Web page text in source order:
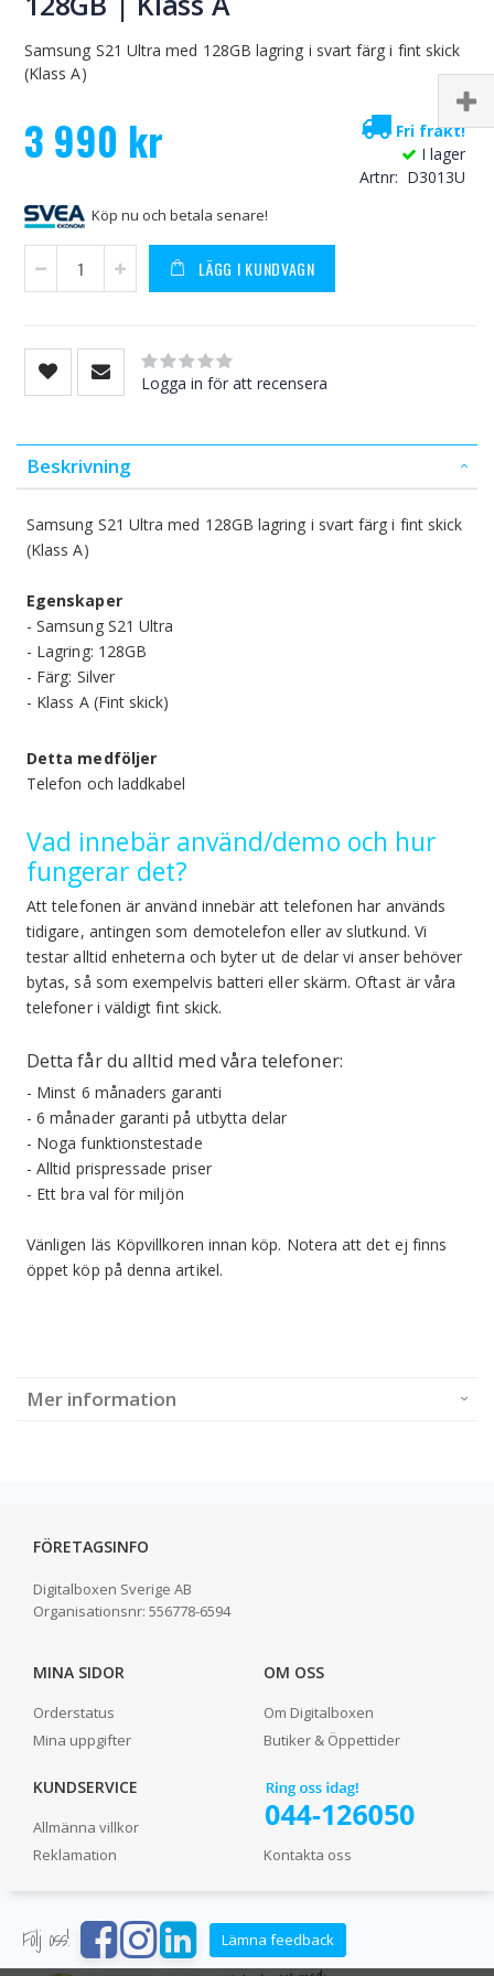
Samsung S21 Ultra med 128GB lagring i svart färg i fint skick
(Klass A)
3 990 kr
Fri frakt!
I lager
Artnr
D3013U
Köp nu och betala senare!
LÄGG I KUNDVAGN
Rating:
0% of100
Logga in för att recensera
Beskrivning
Samsung S21 Ultra med 128GB lagring i svart färg i fint skick
(Klass A)
Egenskaper
- Samsung S21 Ultra
- Lagring: 128GB
- Färg: Silver
- Klass A (Fint skick)
Detta medföljer
Telefon och laddkabel
Vad innebär använd/demo och hur
fungerar det?
Att telefonen är använd innebär att telefonen har används
tidigare, antingen som demotelefon eller av slutkund. Vi
testar alltid enheterna och byter ut de delar vi anser behöver
bytas, så som exempelvis batteri eller skärm. Oftast är våra
telefoner i väldigt fint skick.
Detta får du alltid med våra telefoner:
- Minst 6 månaders garanti
- 6 månader garanti på utbytta delar
- Noga funktionstestade
- Alltid prispressade priser
- Ett bra val för miljön
Vänligen läs Köpvillkoren innan köp. Notera att det ej finns
öppet köp på denna artikel.
Mer information
FÖRETAGSINFO
Digitalboxen Sverige AB
Organisationsnr: 556778-6594
MINA SIDOR
Orderstatus
Mina uppgifter
OM OSS
Om Digitalboxen
Butiker & Öppettider
KUNDSERVICE
Allmänna villkor
Reklamation
Kontakta oss
Följ oss! Lämna feedback